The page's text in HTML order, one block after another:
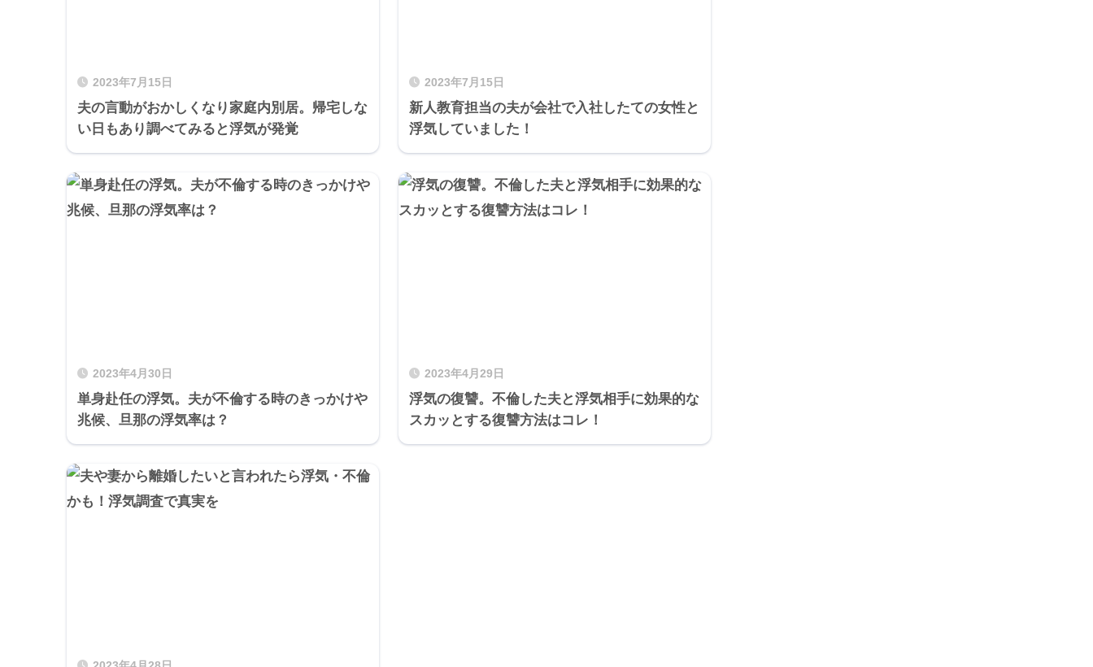
2023年7月15日
夫の言動がおかしくなり家庭内別居。帰宅しな
い日もあり調べてみると浮気が発覚
2023年7月15日
新人教育担当の夫が会社で入社したての女性と
浮気していました！
2023年4月30日
単身赴任の浮気。夫が不倫する時のきっかけや
兆候、旦那の浮気率は？
2023年4月29日
浮気の復讐。不倫した夫と浮気相手に効果的な
スカッとする復讐方法はコレ！